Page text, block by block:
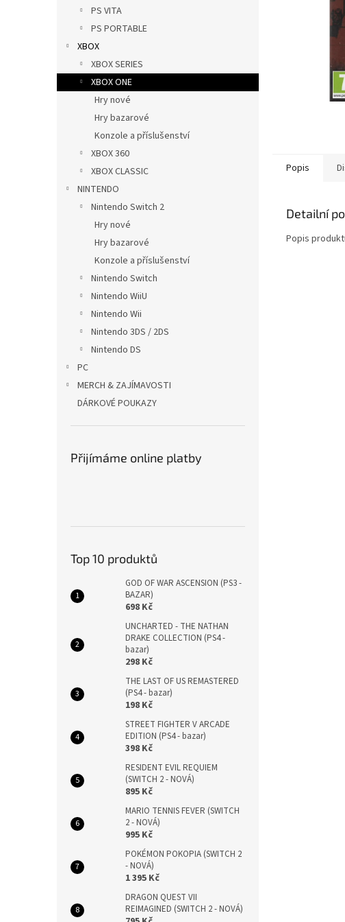
PS VITA
PS PORTABLE
XBOX
XBOX SERIES
XBOX ONE
Hry nové
Hry bazarové
Konzole a příslušenství
XBOX 360
XBOX CLASSIC
NINTENDO
Nintendo Switch 2
Hry nové
Hry bazarové
Konzole a příslušenství
Nintendo Switch
Nintendo WiiU
Nintendo Wii
Nintendo 3DS / 2DS
Nintendo DS
PC
MERCH & ZAJÍMAVOSTI
DÁRKOVÉ POUKAZY
Přijímáme online platby
Top 10 produktů
GOD OF WAR ASCENSION (PS3 -
BAZAR)
698 Kč
UNCHARTED - THE NATHAN
DRAKE COLLECTION (PS4 -
bazar)
298 Kč
THE LAST OF US REMASTERED
(PS4 - bazar)
198 Kč
STREET FIGHTER V ARCADE
EDITION (PS4 - bazar)
398 Kč
RESIDENT EVIL REQUIEM
(SWITCH 2 - NOVÁ)
895 Kč
MARIO TENNIS FEVER (SWITCH
2 - NOVÁ)
995 Kč
POKÉMON POKOPIA (SWITCH 2
- NOVÁ)
1 395 Kč
DRAGON QUEST VII
REIMAGINED (SWITCH 2 - NOVÁ)
Popis
Detailní
Popis